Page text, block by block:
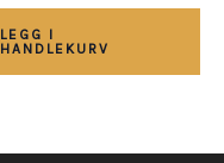
LEGG I
HANDLEKURV